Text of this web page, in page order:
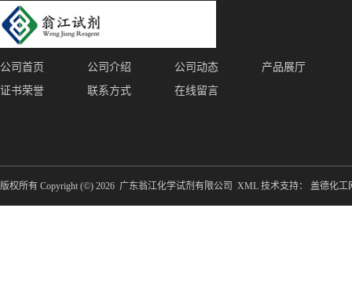
公司首页 公司介绍 公司动态
产品展厅
证书荣誉
联系方式 在线留言
版权所有 Copyright (©) 2026 广东翁江化学试剂有限公司 XML 技术支持： 盖德化工